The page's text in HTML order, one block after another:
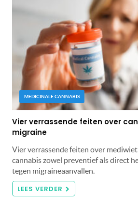
MEDICINALE CANNABIS
Vier verrassende feiten over
migraine
Vier verrassende feiten over
cannabis zowel preventief als direct
tegen migraineaanvallen.
LEES VERDER